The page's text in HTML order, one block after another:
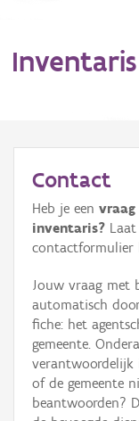
Inventaris
Erfgoedobject
Aanduidingsobject
Waarneming
Thema
Gebeurtenis
Persoon of collectief
Contact
Heb je een
inventaris?
contactformulier
Jouw vraag met
automatisch
fiche: het
gemeente.
verantwoordelijk
of de gemeente
beantwoorden?